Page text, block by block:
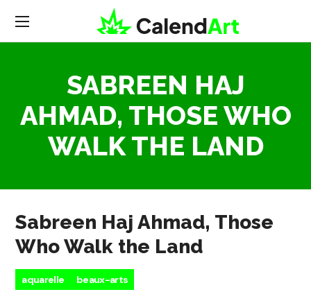
SABREEN HAJ
AHMAD, THOSE WHO
WALK THE LAND
Sabreen Haj Ahmad, Those
Who Walk the Land
aquarelle beaux-arts